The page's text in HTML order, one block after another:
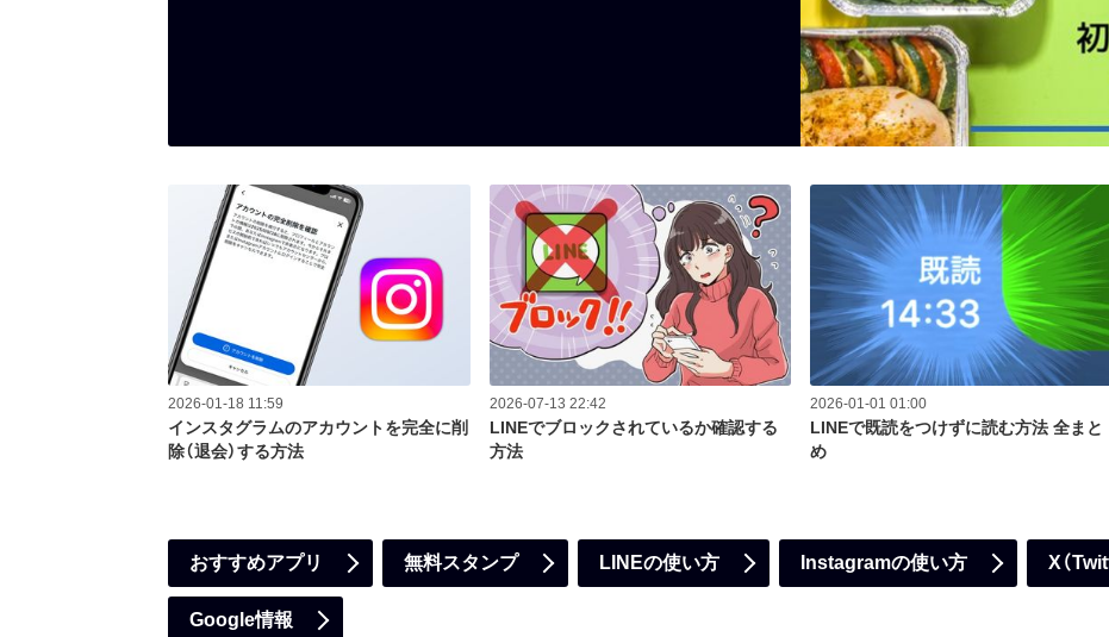
2026-01-18 11:59
インスタグラムのアカウントを完全に削
除（退会）する方法
2026-07-13 22:42
LINEでブロックされているか確認する
方法
2026-01-01 01:00
LINEで既読をつけずに読む方法 全まと
め
おすすめアプリ 無料スタンプ LINEの使い方 Instagramの使い方 X（
Google情報